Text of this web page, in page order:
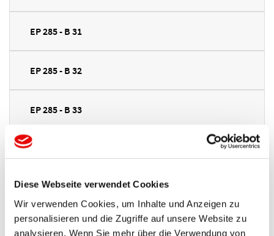
Diese Webseite verwendet Cookies
Wir verwenden Cookies, um Inhalte und Anzeigen zu
personalisieren und die Zugriffe auf unsere Website zu
analysieren. Wenn Sie mehr über die Verwendung von
EP 285 - B 31
EP 285 - B 32
EP 285 - B 33
EP 285 - B 34
EP 285 - B 35 NEU/NEW
EP 285 - B 37 NEU/NEW